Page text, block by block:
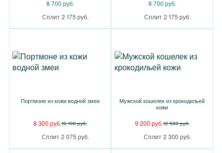
8 700 руб.
Сплит 2 175 руб.
8 700 руб.
Сплит 2 175 руб.
Портмоне из кожи водной змеи
8 300 руб.10 100 руб.
Сплит 2 075 руб.
Мужской кошелек из крокодильей
кожи
9 200 руб.12 500 руб.
Сплит 2 300 руб.